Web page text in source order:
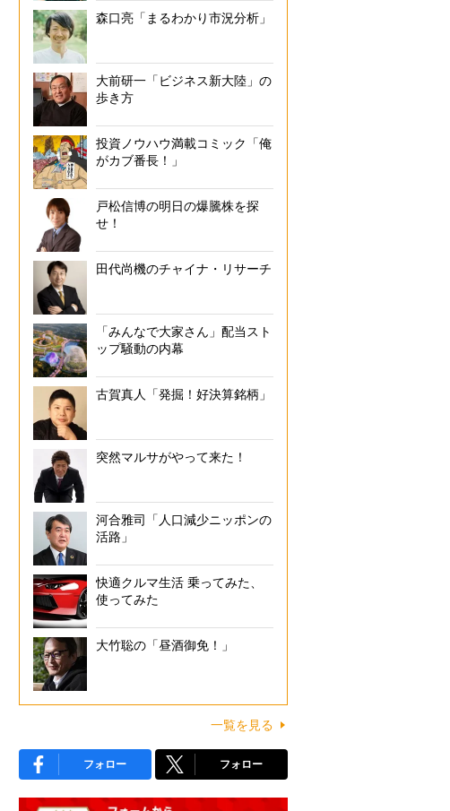
森口亮「まるわかり市況分析」
大前研一「ビジネス新大陸」の
歩き方
投資ノウハウ満載コミック「俺
がカブ番長！」
戸松信博の明日の爆騰株を探
せ！
田代尚機のチャイナ・リサーチ
「みんなで大家さん」配当スト
ップ騒動の内幕
古賀真人「発掘！好決算銘柄」
突然マルサがやって来た！
河合雅司「人口減少ニッポンの
活路」
快適クルマ生活 乗ってみた、
使ってみた
大竹聡の「昼酒御免！」
一覧を見る
フォロー フォロー